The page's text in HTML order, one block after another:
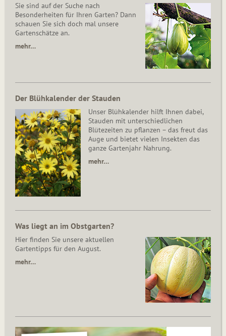
Sie sind auf der Suche nach
Besonderheiten für Ihren Garten? Dann
schauen Sie sich doch mal unsere
Gartenschätze an.
mehr…
Der Blühkalender der Stauden
Unser Blühkalender hilft Ihnen dabei,
Stauden mit unterschiedlichen
Blütezeiten zu pflanzen – das freut das
Auge und bietet vielen Insekten das
ganze Gartenjahr Nahrung.
mehr…
Was liegt an im Obstgarten?
Hier finden Sie unsere aktuellen
Gartentipps für den August.
mehr…